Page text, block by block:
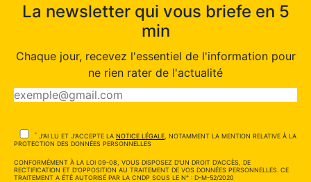
La newsletter qui vous briefe en 5
min
Chaque jour, recevez l'essentiel de l'information pour
ne rien rater de l'actualité
* J'AI LU ET J'ACCEPTE LA NOTICE LÉGALE , NOTAMMENT LA MENTION RELATIVE À LA
PROTECTION DES DONNÉES PERSONNELLES
CONFORMÉMENT À LA LOI 09-08, VOUS DISPOSEZ D'UN DROIT D'ACCÈS, DE
RECTIFICATION ET D'OPPOSITION AU TRAITEMENT DE VOS DONNÉES PERSONNELLES. CE
TRAITEMENT A ÉTÉ AUTORISÉ PAR LA CNDP SOUS LE N° : D-M-52/2020